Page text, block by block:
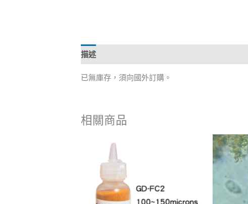
描述
已無庫存，須向國外訂購。
相關商品